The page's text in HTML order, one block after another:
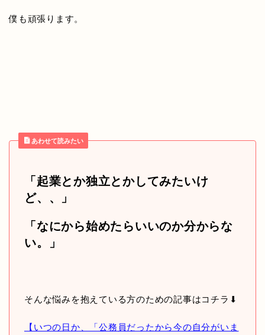
僕も頑張ります。
あわせて読みたい
「起業とか独立とかしてみたいけ
ど、、」
「なにから始めたらいいのか分からな
い。」
そんな悩みを抱えている方のための記事はコチラ⬇︎
【いつの日か、「公務員だったから今の自分がいま